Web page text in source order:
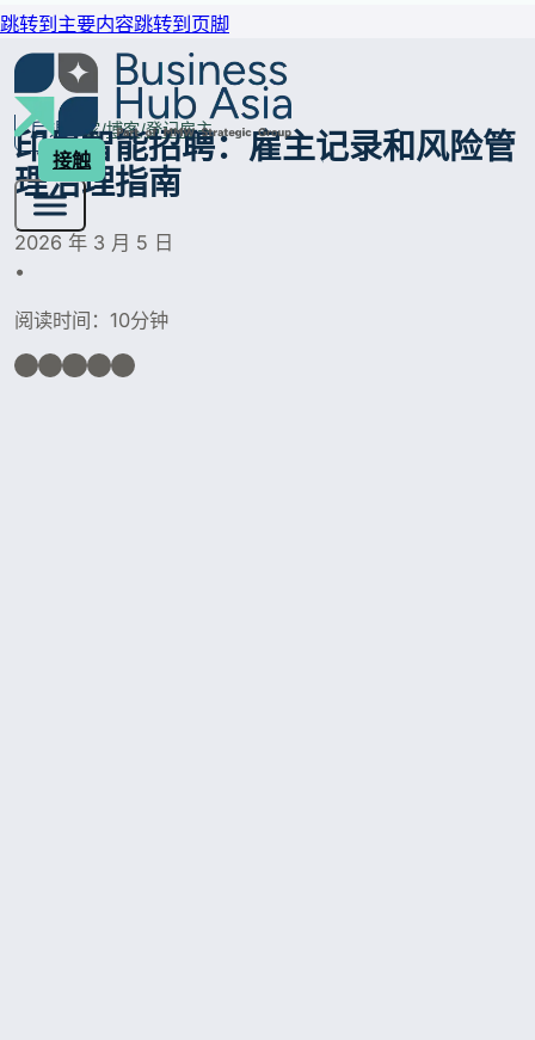
跳转到主要内容跳转到页脚
接触
后退 家 博客 登记雇主
印尼智能招聘：雇主记录和风险管
理治理指南
2026 年 3 月 5 日
•
阅读时间：10分钟